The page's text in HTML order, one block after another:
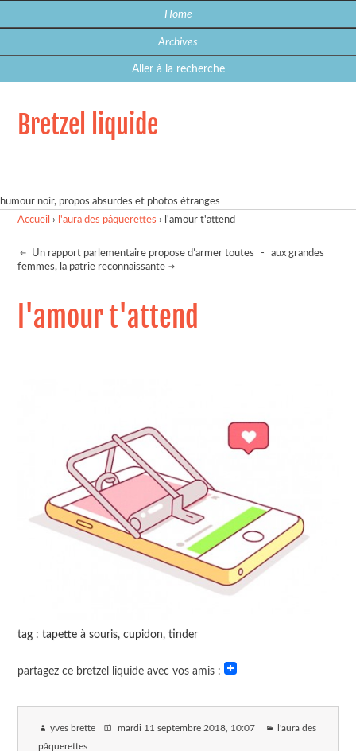
Home
Archives
Aller à la recherche
Bretzel liquide
humour noir, propos absurdes et photos étranges
Accueil › l'aura des pâquerettes › l'amour t'attend
Un rapport parlementaire propose d’armer toutes -
aux grandes
femmes, la patrie reconnaissante
l'amour t'attend
tag : tapette à souris, cupidon, tinder
partagez ce bretzel liquide avec vos amis :
yves brette mardi 11 septembre 2018 , 10:07 l'aura des
pâquerettes